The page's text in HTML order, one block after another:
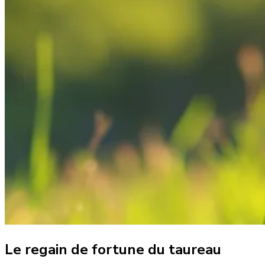
Le regain de fortune du taureau